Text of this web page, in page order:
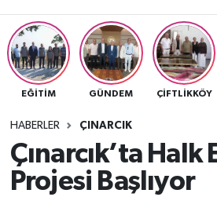
EĞİTİM GÜNDEM ÇİFTLİKKÖY
HABERLER ÇINARCIK
Çınarcık’ta Halk
Projesi Başlıyor
EKONOMİ
KÜLTÜR
BİLİM VE TEKNOLOJİ
ASAYİŞ
Yalova Namaz Vakitleri
Yalova Trafik Yoğunluk
Tüm Manşetler
Son Dakika Haberleri